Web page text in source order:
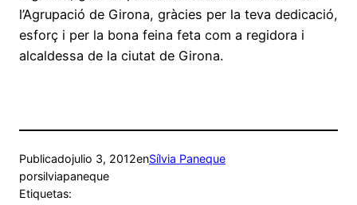
l’Agrupació de Girona, gràcies per la teva dedicació,
esforç i per la bona feina feta com a regidora i
alcaldessa de la ciutat de Girona.
Publicadojulio 3, 2012enSílvia Paneque
porsilviapaneque
Etiquetas: